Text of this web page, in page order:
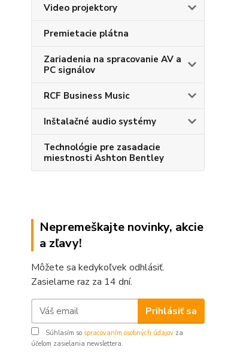
Video projektory
Premietacie plátna
Zariadenia na spracovanie AV a
PC signálov
RCF Business Music
Inštalačné audio systémy
Technológie pre zasadacie
miestnosti Ashton Bentley
Nepremeškajte novinky, akcie
a zľavy!
Môžete sa kedykoľvek odhlásiť.
Zasielame raz za 14 dní.
Prihlásiť sa
Súhlasím so spracovaním osobných údajov za
účelom zasielania newslettera.